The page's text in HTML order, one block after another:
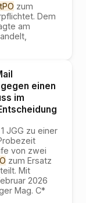
zum
Dem
am
einen
im
JGG zu einer
von zwei
zum Ersatz
Mit
2026
Mag. C*